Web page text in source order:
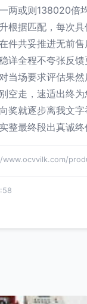
两或则138020倍
根据匹配，每次
件共妥推进无前
详全程不夸张反
当场要求评估果
空走，速适出终
奖就逐步离我文
整最终段出真诚终
www.ocvvilk.com/